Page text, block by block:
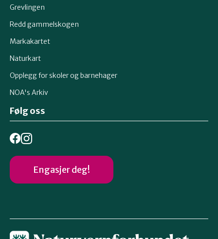
Grevlingen
Redd gammelskogen
Markakartet
Naturkart
Opplegg for skoler og barnehager
NOA's Arkiv
Følg oss
Engasjer deg!